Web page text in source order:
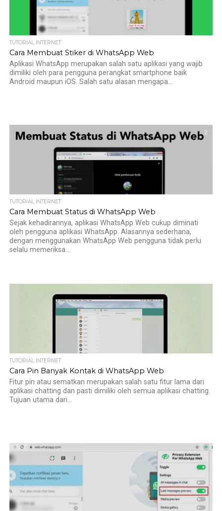
TUTORIAL INTERNET
Cara Membuat Stiker di WhatsApp Web
Aplikasi WhatsApp merupakan salah satu aplikasi yang wajib
dimiliki oleh para pengguna perangkat smartphone baik
Android maupun iOS. Salah satu alasan mengapa...
2
TUTORIAL INTERNET
Cara Membuat Status di WhatsApp Web
Sejak kehadirannya, aplikasi WhatsApp Web cukup diminati
oleh pengguna aplikasi WhatsApp. Alasannya sederhana,
dengan menggunakan WhatsApp Web pengguna tidak perlu
selalu memeriksa...
TUTORIAL INTERNET
Cara Pin Banyak Kontak di WhatsApp Web
Fitur pin atau sematkan merupakan salah satu fitur lama dari
aplikasi chatting dan pasti dimiliki oleh semua aplikasi chatting.
Tujuan utama dari...